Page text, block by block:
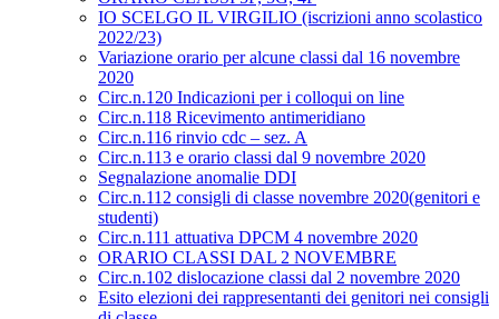
IO SCELGO IL VIRGILIO (iscrizioni anno scolastico
2022/23)
Variazione orario per alcune classi dal 16 novembre
2020
Circ.n.120 Indicazioni per i colloqui on line
Circ.n.118 Ricevimento antimeridiano
Circ.n.116 rinvio cdc – sez. A
Circ.n.113 e orario classi dal 9 novembre 2020
Segnalazione anomalie DDI
Circ.n.112 consigli di classe novembre 2020(genitori e
studenti)
Circ.n.111 attuativa DPCM 4 novembre 2020
ORARIO CLASSI DAL 2 NOVEMBRE
Circ.n.102 dislocazione classi dal 2 novembre 2020
Esito elezioni dei rappresentanti dei genitori nei consigli